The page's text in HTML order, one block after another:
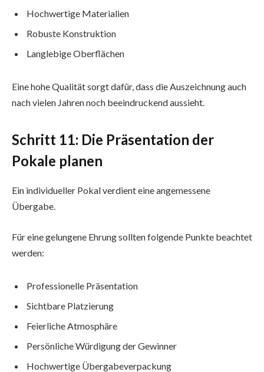
Hochwertige Materialien
Robuste Konstruktion
Langlebige Oberflächen
Eine hohe Qualität sorgt dafür, dass die Auszeichnung auch
nach vielen Jahren noch beeindruckend aussieht.
Schritt 11: Die Präsentation der
Pokale planen
Ein individueller Pokal verdient eine angemessene
Übergabe.
Für eine gelungene Ehrung sollten folgende Punkte beachtet
werden:
Professionelle Präsentation
Sichtbare Platzierung
Feierliche Atmosphäre
Persönliche Würdigung der Gewinner
Hochwertige Übergabeverpackung